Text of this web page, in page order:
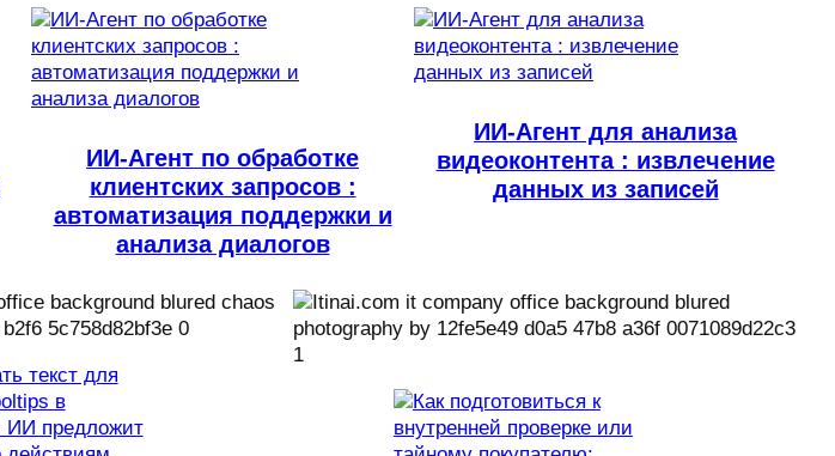
ИИ-Агент по обработке
клиентских запросов :
автоматизация поддержки и
анализа диалогов
ИИ-Агент для анализа
видеоконтента : извлечение
данных из записей